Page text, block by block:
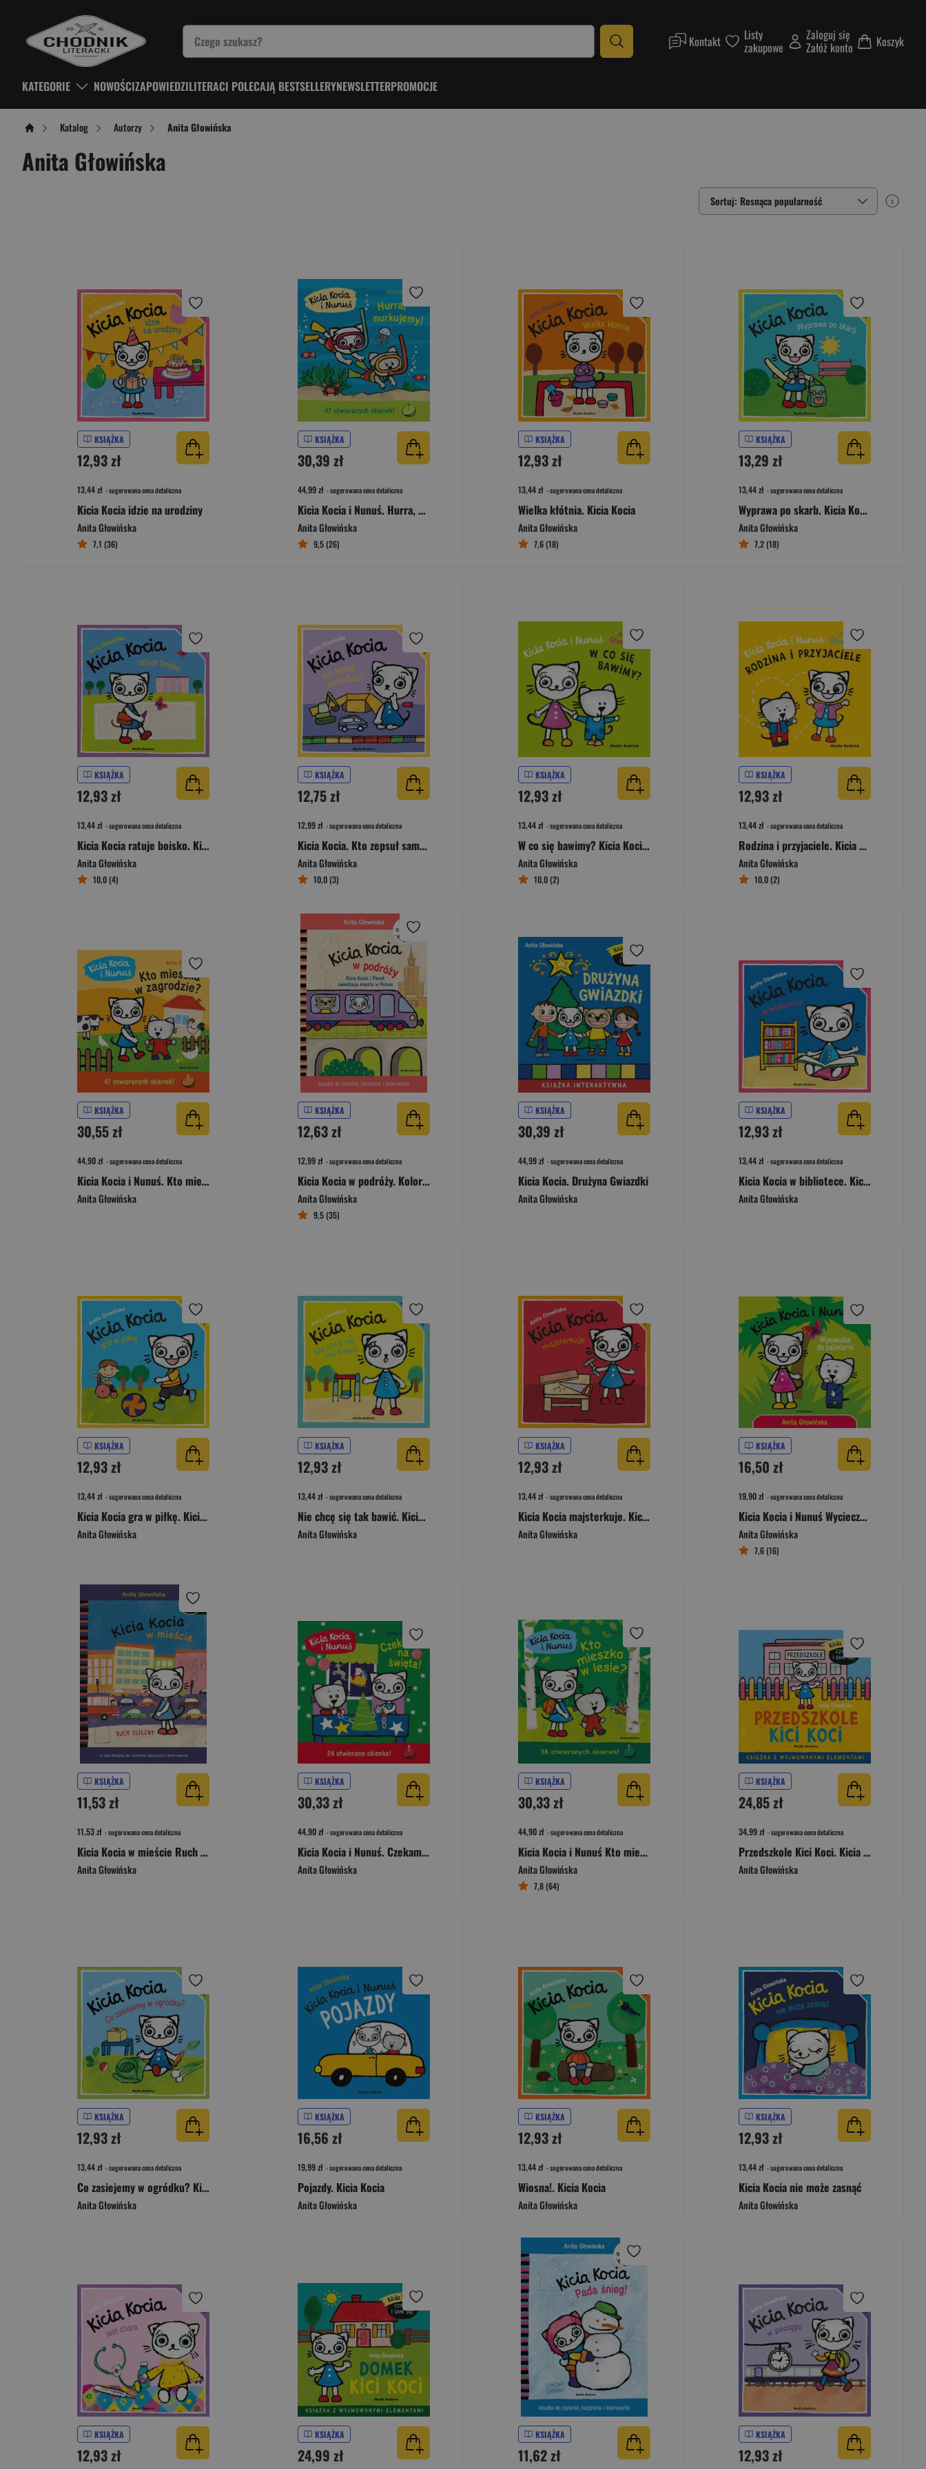
Kontakt Listy
zakupowe
Zaloguj się
Załóż konto Koszyk
KATEGORIE NOWOŚCIZAPOWIEDZILITERACI POLECAJĄ BESTSELLERYNEWSLETTERPROMOCJE
Katalog Autorzy Anita Głowińska
Anita Głowińska
Sortuj: Rosnąca popularność
KSIĄŻKA
12,93 zł
13,44 zł - sugerowana cena detaliczna
Kicia Kocia idzie na urodziny
Anita Głowińska
7,1 (36)
KSIĄŻKA
30,39 zł
44,99 zł - sugerowana cena detaliczna
Kicia Kocia i Nunuś. Hurra, nurkujemy!
Anita Głowińska
9,5 (26)
KSIĄŻKA
12,93 zł
13,44 zł - sugerowana cena detaliczna
Wielka kłótnia. Kicia Kocia
Anita Głowińska
7,6 (18)
KSIĄŻKA
13,29 zł
13,44 zł - sugerowana cena detaliczna
Wyprawa po skarb. Kicia Kocia
Anita Głowińska
7,2 (18)
KSIĄŻKA
12,93 zł
13,44 zł - sugerowana cena detaliczna
Kicia Kocia ratuje boisko. Kicia Kocia
Anita Głowińska
10,0 (4)
KSIĄŻKA
12,75 zł
12,99 zł - sugerowana cena detaliczna
Kicia Kocia. Kto zepsuł samochód?
Anita Głowińska
10,0 (3)
KSIĄŻKA
12,93 zł
13,44 zł - sugerowana cena detaliczna
W co się bawimy? Kicia Kocia i Nunuś
Anita Głowińska
10,0 (2)
KSIĄŻKA
12,93 zł
13,44 zł - sugerowana cena detaliczna
Rodzina i przyjaciele. Kicia Kocia i Nunuś
Anita Głowińska
10,0 (2)
KSIĄŻKA
30,55 zł
44,90 zł - sugerowana cena detaliczna
Kicia Kocia i Nunuś. Kto mieszka w zagrodzie?
Anita Głowińska
KSIĄŻKA
12,63 zł
12,99 zł - sugerowana cena detaliczna
Kicia Kocia w podróży. Kolorowanka
Anita Głowińska
9,5 (35)
KSIĄŻKA
30,39 zł
44,99 zł - sugerowana cena detaliczna
Kicia Kocia. Drużyna Gwiazdki
Anita Głowińska
KSIĄŻKA
12,93 zł
13,44 zł - sugerowana cena detaliczna
Kicia Kocia w bibliotece. Kicia Kocia
Anita Głowińska
KSIĄŻKA
12,93 zł
13,44 zł - sugerowana cena detaliczna
Kicia Kocia gra w piłkę. Kicia Kocia
Anita Głowińska
KSIĄŻKA
12,93 zł
13,44 zł - sugerowana cena detaliczna
Nie chcę się tak bawić. Kicia Kocia
Anita Głowińska
KSIĄŻKA
12,93 zł
13,44 zł - sugerowana cena detaliczna
Kicia Kocia majsterkuje. Kicia Kocia
Anita Głowińska
KSIĄŻKA
16,50 zł
19,90 zł - sugerowana cena detaliczna
Kicia Kocia i Nunuś Wycieczka do palmiarni
Anita Głowińska
7,6 (16)
KSIĄŻKA
11,53 zł
11,53 zł - sugerowana cena detaliczna
Kicia Kocia w mieście Ruch uliczny
Anita Głowińska
KSIĄŻKA
30,33 zł
44,90 zł - sugerowana cena detaliczna
Kicia Kocia i Nunuś. Czekamy na święta! Kalendarz adwentowy z zadaniami
Anita Głowińska
KSIĄŻKA
30,33 zł
44,90 zł - sugerowana cena detaliczna
Kicia Kocia i Nunuś Kto mieszka w lesie?
Anita Głowińska
7,8 (64)
KSIĄŻKA
24,85 zł
34,99 zł - sugerowana cena detaliczna
Przedszkole Kici Koci. Kicia Kocia
Anita Głowińska
KSIĄŻKA
12,93 zł
13,44 zł - sugerowana cena detaliczna
Co zasiejemy w ogródku? Kicia Kocia
Anita Głowińska
KSIĄŻKA
16,56 zł
19,99 zł - sugerowana cena detaliczna
Pojazdy. Kicia Kocia
Anita Głowińska
KSIĄŻKA
12,93 zł
13,44 zł - sugerowana cena detaliczna
Wiosna!. Kicia Kocia
Anita Głowińska
KSIĄŻKA
12,93 zł
13,44 zł - sugerowana cena detaliczna
Kicia Kocia nie może zasnąć
Anita Głowińska
KSIĄŻKA
12,93 zł
KSIĄŻKA
24,99 zł
KSIĄŻKA
11,62 zł
KSIĄŻKA
12,93 zł